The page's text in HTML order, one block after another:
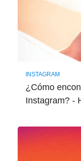
INSTAGRAM
¿Cómo
Instagram? -